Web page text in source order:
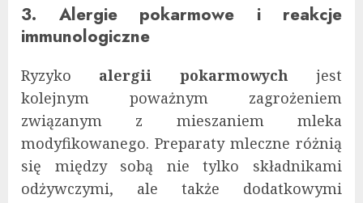
3. Alergie pokarmowe i reakcje
immunologiczne
Ryzyko alergii pokarmowych jest
kolejnym poważnym zagrożeniem
związanym z mieszaniem mleka
modyfikowanego. Preparaty mleczne różnią
się między sobą nie tylko składnikami
odżywczymi, ale także dodatkowymi